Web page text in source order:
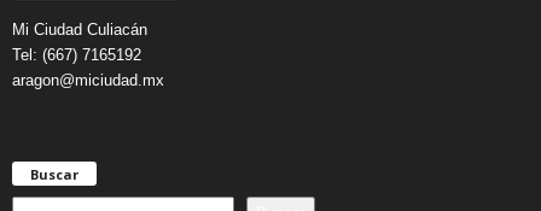
Mi Ciudad Culiacán
Tel: (667) 7165192
aragon@miciudad.mx
Buscar